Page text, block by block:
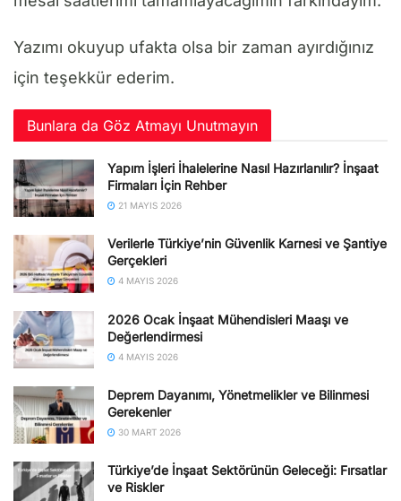
Yazımı okuyup ufakta olsa bir zaman ayırdığınız
için teşekkür ederim.
Bunlara da Göz Atmayı Unutmayın
Yapım İşleri İhalelerine Nasıl Hazırlanılır? İnşaat
Firmaları İçin Rehber
21 MAYIS 2026
Verilerle Türkiye’nin Güvenlik Karnesi ve Şantiye
Gerçekleri
4 MAYIS 2026
2026 Ocak İnşaat Mühendisleri Maaşı ve
Değerlendirmesi
4 MAYIS 2026
Deprem Dayanımı, Yönetmelikler ve Bilinmesi
Gerekenler
30 MART 2026
Türkiye’de İnşaat Sektörünün Geleceği: Fırsatlar
ve Riskler